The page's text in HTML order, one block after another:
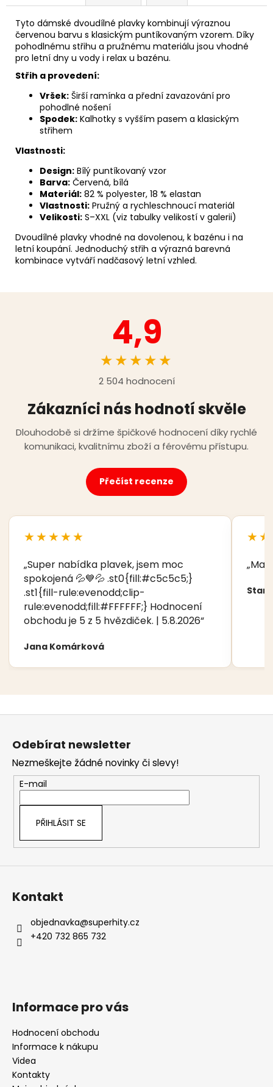
Tyto dámské dvoudílné plavky kombinují výraznou
červenou barvu s klasickým puntíkovaným vzorem. Díky
pohodlnému střihu a pružnému materiálu jsou vhodné
pro letní dny u vody i relax u bazénu.
Střih a provedení:
Vršek: Širší ramínka a přední zavazování pro
pohodlné nošení
Spodek: Kalhotky s vyšším pasem a klasickým
střihem
Vlastnosti:
Design: Bílý puntíkovaný vzor
Barva: Červená, bílá
Materiál: 82 % polyester, 18 % elastan
Vlastnosti: Pružný a rychleschnoucí materiál
Velikosti: S–XXL (viz tabulky velikostí v galerii)
Dvoudílné plavky vhodné na dovolenou, k bazénu i na
letní koupání. Jednoduchý střih a výrazná barevná
kombinace vytváří nadčasový letní vzhled.
4,9
★★★★★
2 504 hodnocení
Zákazníci nás hodnotí skvěle
Dlouhodobě si držíme špičkové hodnocení díky rychlé
komunikaci, kvalitnímu zboží a férovému přístupu.
Přečíst recenze
★★★★★
„Super nabídka plavek, jsem moc
spokojená 💦💙💦 .st0{fill:#c5c5c5;}
.st1{fill-rule:evenodd;clip-
rule:evenodd;fill:#FFFFFF;} Hodnocení
obchodu je 5 z 5 hvězdiček. | 5.8.2026“
Jana Komárková
Z
Odebírat newsletter
Nezmeškejte žádné novinky či slevy!
E-mail
PŘIHLÁSIT SE
Kontakt
objednavka@superhity.cz
+420 732 865 732
Informace pro vás
Hodnocení obchodu
Informace k nákupu
Videa
Kontakty